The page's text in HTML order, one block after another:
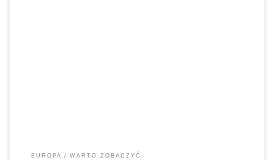
EUROPA WARTO ZOBACZYĆ